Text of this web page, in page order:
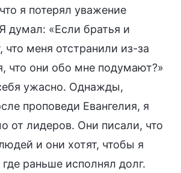
я потерял уважение
думал: «Если братья и
что меня отстранили из-за
что они обо мне подумают?»
ужасно. Однажды,
проповеди Евангелия, я
от лидеров. Они писали, что
и они хотят, чтобы я
где раньше исполнял долг.